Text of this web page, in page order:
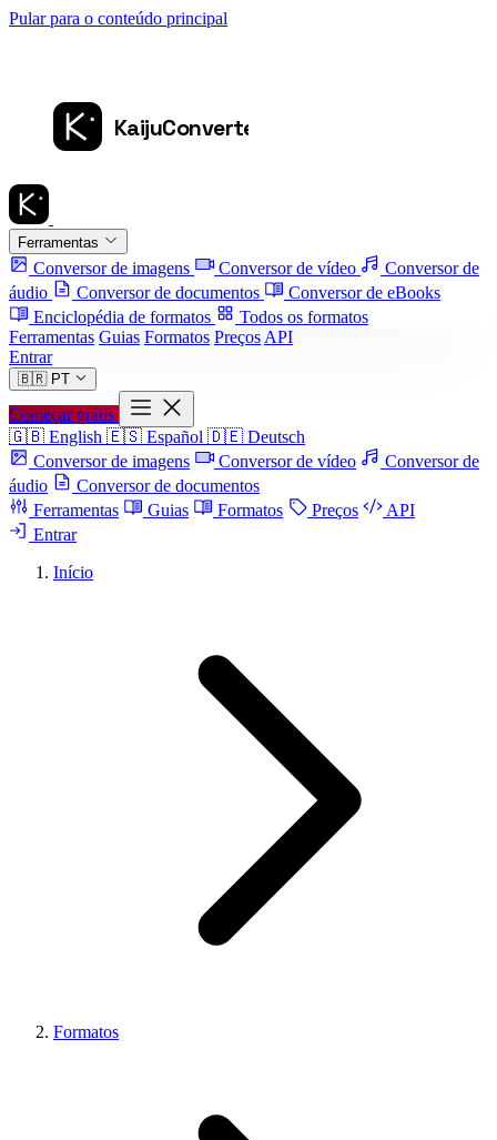
Pular para o conteúdo principal
Ferramentas
Conversor de imagens Conversor de vídeo
Conversor de
áudio
Conversor de documentos
Conversor de eBooks
Enciclopédia de formatos
Todos os formatos
Ferramentas Guias Formatos Preços API
Entrar
🇧🇷 PT
Começar grátis
🇬🇧 English 🇪🇸 Español 🇩🇪 Deutsch
Conversor de imagens
Conversor de vídeo
Conversor de
áudio
Conversor de documentos
Ferramentas
Guias Formatos Preços
API
Entrar
Início
Formatos